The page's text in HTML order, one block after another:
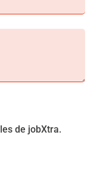
de jobXtra.